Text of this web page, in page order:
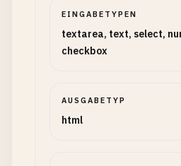
EINGABETYPEN
textarea, text, select,
checkbox
AUSGABETYP
html